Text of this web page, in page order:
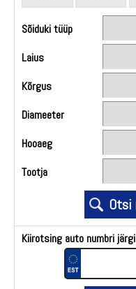
Sõiduki tüüp
Laius
Kõrgus
Diameeter
Hooaeg
Tootja
Kiirotsing auto numbri järgi